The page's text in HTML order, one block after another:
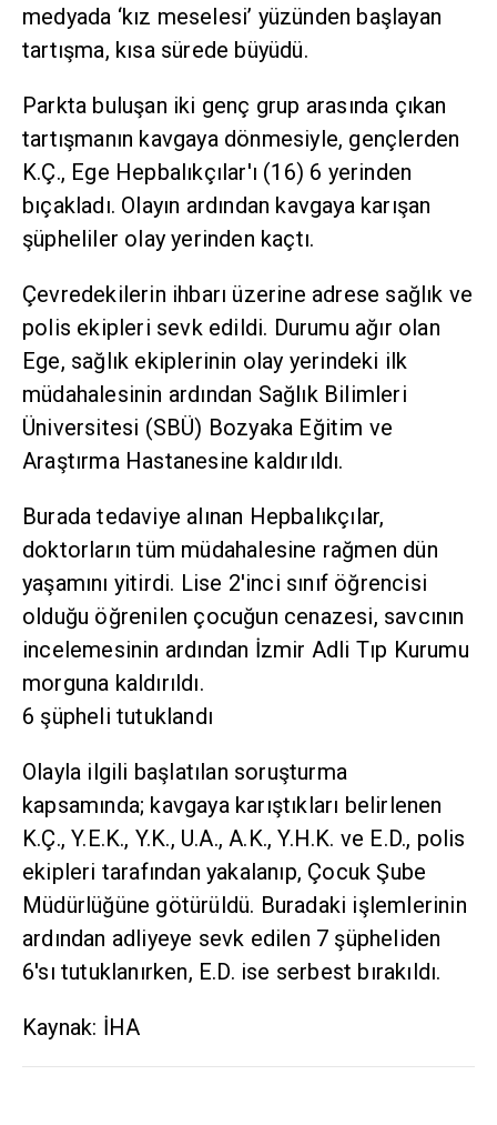
medyada ‘kız meselesi’ yüzünden başlayan
tartışma, kısa sürede büyüdü.
Parkta buluşan iki genç grup arasında çıkan
tartışmanın kavgaya dönmesiyle, gençlerden
K.Ç., Ege Hepbalıkçılar'ı (16) 6 yerinden
bıçakladı. Olayın ardından kavgaya karışan
şüpheliler olay yerinden kaçtı.
Çevredekilerin ihbarı üzerine adrese sağlık ve
polis ekipleri sevk edildi. Durumu ağır olan
Ege, sağlık ekiplerinin olay yerindeki ilk
müdahalesinin ardından Sağlık Bilimleri
Üniversitesi (SBÜ) Bozyaka Eğitim ve
Araştırma Hastanesine kaldırıldı.
Burada tedaviye alınan Hepbalıkçılar,
doktorların tüm müdahalesine rağmen dün
yaşamını yitirdi. Lise 2'inci sınıf öğrencisi
olduğu öğrenilen çocuğun cenazesi, savcının
incelemesinin ardından İzmir Adli Tıp Kurumu
morguna kaldırıldı.
6 şüpheli tutuklandı
Olayla ilgili başlatılan soruşturma
kapsamında; kavgaya karıştıkları belirlenen
K.Ç., Y.E.K., Y.K., U.A., A.K., Y.H.K. ve E.D., polis
ekipleri tarafından yakalanıp, Çocuk Şube
Müdürlüğüne götürüldü. Buradaki işlemlerinin
ardından adliyeye sevk edilen 7 şüpheliden
6'sı tutuklanırken, E.D. ise serbest bırakıldı.
Kaynak: İHA